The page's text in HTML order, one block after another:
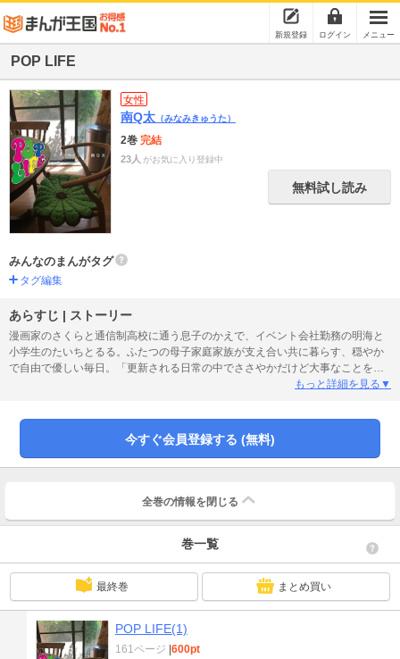
新規登録 ログイン メニュー
POP LIFE
女性
南Q太 （みなみきゅうた）
2巻 完結
23人 がお気に入り登録中
無料試し読み
みんなのまんがタグ
タグ編集
あらすじ | ストーリー
漫画家のさくらと通信制高校に通う息子のかえで、イベント会社勤務の明海と
小学生のたいちとるる。ふたつの母子家庭家族が支え合い共に暮らす、穏やか
で自由で優しい毎日。「更新される日常の中でささやかだけど大事なことを紡
ぐ日々。いいなー、こんな家庭に育ちたかったかも。」（岡村靖幸／ミュージ
もっと詳細を見る▼
今すぐ会員登録する (無料)
全巻の情報を 閉じる
巻一覧
最終巻 まとめ買い
POP LIFE(1)
161ページ |600pt